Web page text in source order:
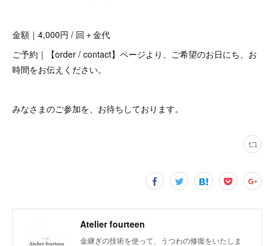
金額｜4,000円 / 回＋金代
ご予約｜【order / contact】ページより、ご希望のお日にち、お
時間をお伝えください。
みなさまのご参加を、お待ちしております。
Atelier fourteen
金継ぎの技術を使って、うつわの修復をいたしま